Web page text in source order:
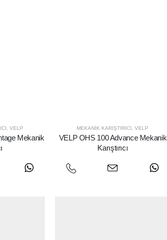
,VELP
Mekanik
MEKANIK KARIŞTIRICI,VELP
VELP OHS 100 Advance Mekanik
Karıştırıcı